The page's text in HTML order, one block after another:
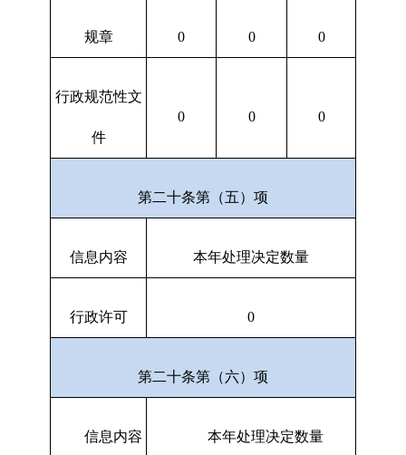
规章 0 0 0
行政规范性文
件
0 0 0
第二十条第（五）项
信息内容 本年处理决定数量
行政许可 0
第二十条第（六）项
信息内容 本年处理决定数量